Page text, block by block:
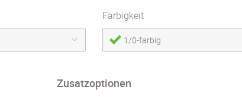
Farbigkeit
1/0-farbig
Zusatzoptionen